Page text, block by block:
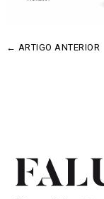
← ARTIGO ANTERIOR